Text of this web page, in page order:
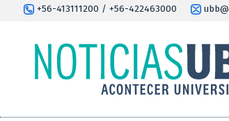
+56-413111200 / +56-422463000